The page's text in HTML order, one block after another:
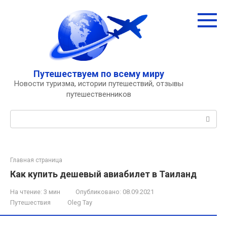
Путешествуем по всему миру
Новости туризма, истории путешествий, отзывы
путешественников
Главная страница
Как купить дешевый авиабилет в Таиланд
На чтение: 3 мин Опубликовано: 08.09.2021
Путешествия
Oleg Tay